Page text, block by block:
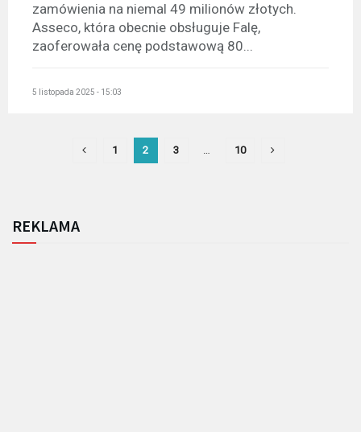
zamówienia na niemal 49 milionów złotych.
Asseco, która obecnie obsługuje Falę,
zaoferowała cenę podstawową 80...
5 listopada 2025 - 15:03
1 2 3 10
REKLAMA